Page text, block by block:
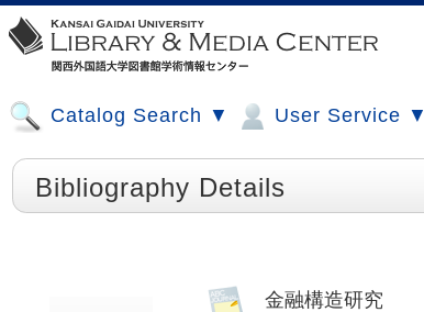
Catalog Search ▼ User Service ▼
Bibliography Details
金融構造研究